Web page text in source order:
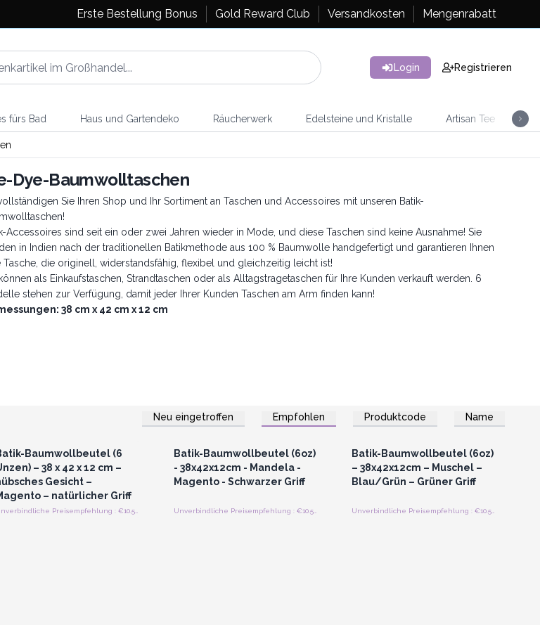
Erste Bestellung Bonus Gold Reward Club Versandkosten Mengenrabatt
Login Registrieren
fürs Bad Haus und Gartendeko Räucherwerk Edelsteine und Kristalle Artisan Tee
Dye-Baumwolltaschen
Sie Ihren Shop und Ihr Sortiment an Taschen und Accessoires mit unseren Batik-
Accessoires sind seit ein oder zwei Jahren wieder in Mode, und diese Taschen sind keine Ausnahme! Sie
in Indien nach der traditionellen Batikmethode aus 100 % Baumwolle handgefertigt und garantieren Ihnen
Tasche, die originell, widerstandsfähig, flexibel und gleichzeitig leicht ist!
als Einkaufstaschen, Strandtaschen oder als Alltagstragetaschen für Ihre Kunden verkauft werden. 6
stehen zur Verfügung, damit jeder Ihrer Kunden Taschen am Arm finden kann!
38 cm x 42 cm x 12 cm
Neu eingetroffen Empfohlen Produktcode Name
Baumwollbeutel (6
– 38 x 42 x 12 cm –
Gesicht –
– natürlicher Griff
Anmelden oder Registrieren
für Großhandelspreise
Batik-Baumwollbeutel (6oz)
- 38x42x12cm - Mandela -
Magento - Schwarzer Griff
Unverbindliche Preisempfehlung : €10.50/stuck
Anmelden oder Registrieren
für Großhandelspreise
Batik-Baumwollbeutel (6oz)
– 38x42x12cm – Muschel –
Blau/Grün – Grüner Griff